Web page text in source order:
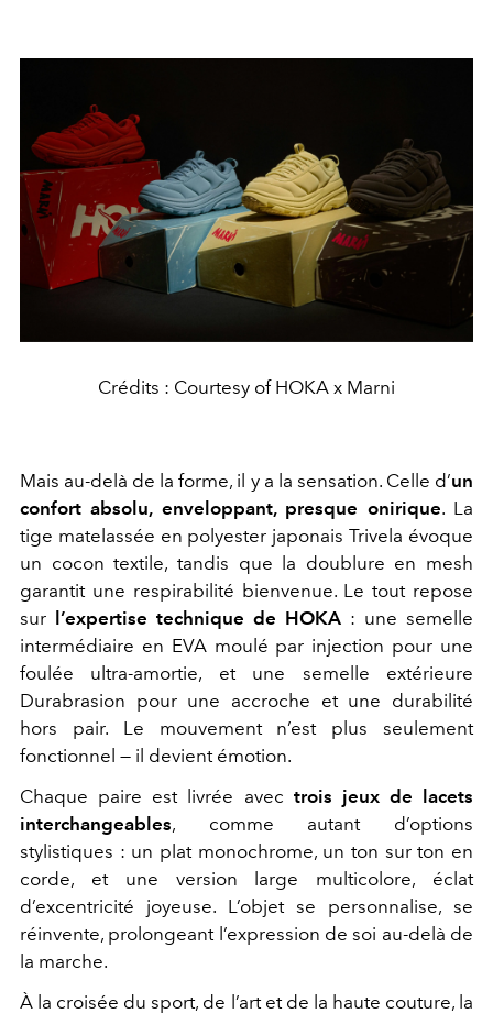
Crédits : Courtesy of HOKA x Marni
Mais au-delà de la forme, il y a la sensation. Celle d’un
confort absolu, enveloppant, presque onirique. La
tige matelassée en polyester japonais Trivela évoque
un cocon textile, tandis que la doublure en mesh
garantit une respirabilité bienvenue. Le tout repose
sur
l’expertise technique de HOKA : une semelle
intermédiaire en EVA moulé par injection pour une
foulée ultra-amortie, et une semelle extérieure
Durabrasion pour une accroche et une durabilité
hors pair. Le mouvement n’est plus seulement
fonctionnel — il devient émotion.
Chaque paire est livrée avec trois jeux de lacets
interchangeables, comme autant d’options
stylistiques : un plat monochrome, un ton sur ton en
corde, et une version large multicolore, éclat
d’excentricité joyeuse. L’objet se personnalise, se
réinvente, prolongeant l’expression de soi au-delà de
la marche.
À la croisée du sport, de l’art et de la haute couture, la